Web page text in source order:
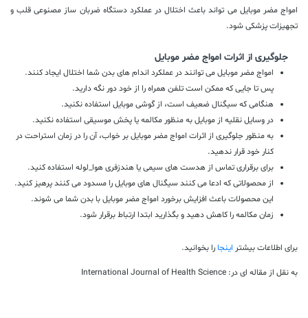
امواج مضر موبایل می تواند باعث اختلال در عملکرد دستگاه ضربان ساز مصنوعی قلب و
تجهیزات پزشکی شود.
جلوگیری از اثرات امواج مضر موبایل
امواج مضر موبایل می توانند در عملکرد اندام های بدن شما اختلال ایجاد کنند.
پس تا جایی که ممکن است تلفن همراه را از خود دور نگه دارید.
هنگامی که سیگنال ضعیف است، از گوشی موبایل استفاده نکنید.
در وسایل نقلیه از موبایل به منظور مکالمه یا پخش موسیقی استفاده نکنید.
به منظور جلوگیری از اثرات امواج مضر موبایل بر خواب، آن را در زمان استراحت در
کنار خود قرار ندهید.
برای برقراری تماس از هدست های سیمی یا هندزفری هوا_لوله استفاده کنید.
از محصولاتی که ادعا می کنند سیگنال های موبایل را مسدود می کنند پرهیز کنید.
این محصولات باعث افزایش برخورد امواج مضر موبایل با بدن شما می شوند.
زمان مکالمه را کاهش دهید و بگذارید ابتدا ارتباط برقرار شود.
برای اطلاعات بیشتر اینجارا بخوانید.
به نقل از مقاله ای در: International Journal of Health Science